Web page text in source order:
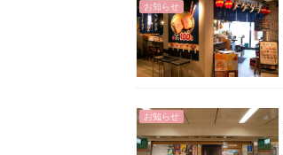
お知らせ
お知らせ